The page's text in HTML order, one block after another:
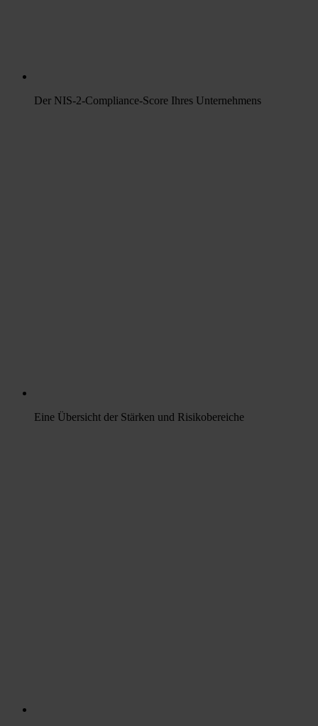
Der NIS-2-Compliance-Score Ihres Unternehmens
Eine Übersicht der Stärken und Risikobereiche